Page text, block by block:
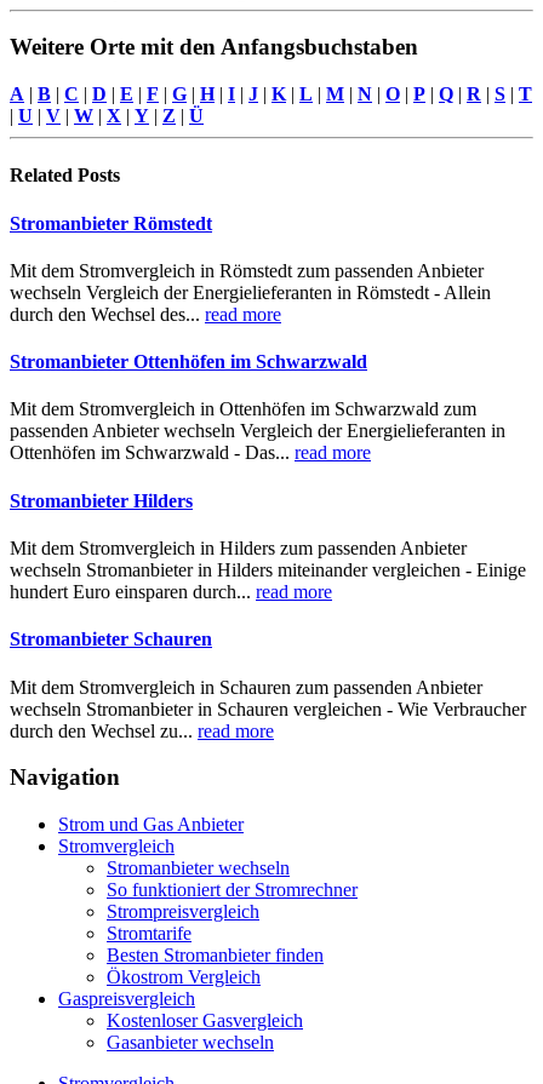
Weitere Orte mit den Anfangsbuchstaben
A | B | C | D | E | F | G | H| I | J | K | L | M | N | O | P | Q | R | S | T
| U | V | W | X | Y | Z | Ü
Related Posts
Stromanbieter Römstedt
Mit dem Stromvergleich in Römstedt zum passenden Anbieter
wechseln Vergleich der Energielieferanten in Römstedt - Allein
durch den Wechsel des... read more
Stromanbieter Ottenhöfen im Schwarzwald
Mit dem Stromvergleich in Ottenhöfen im Schwarzwald zum
passenden Anbieter wechseln Vergleich der Energielieferanten in
Ottenhöfen im Schwarzwald - Das... read more
Stromanbieter Hilders
Mit dem Stromvergleich in Hilders zum passenden Anbieter
wechseln Stromanbieter in Hilders miteinander vergleichen - Einige
hundert Euro einsparen durch... read more
Stromanbieter Schauren
Mit dem Stromvergleich in Schauren zum passenden Anbieter
wechseln Stromanbieter in Schauren vergleichen - Wie Verbraucher
durch den Wechsel zu... read more
Navigation
Strom und Gas Anbieter
Stromvergleich
Stromanbieter wechseln
So funktioniert der Stromrechner
Strompreisvergleich
Stromtarife
Besten Stromanbieter finden
Ökostrom Vergleich
Gaspreisvergleich
Kostenloser Gasvergleich
Gasanbieter wechseln